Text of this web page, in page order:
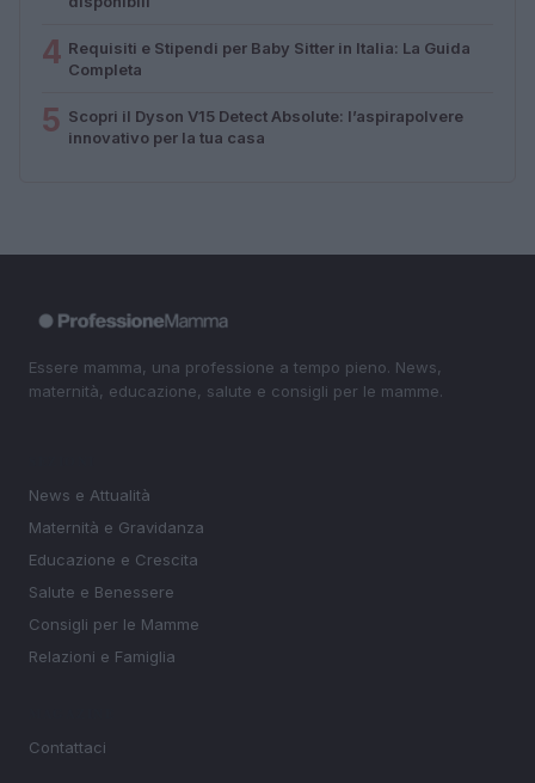
4 Requisiti e Stipendi per Baby Sitter in Italia: La Guida
Completa
5 Scopri il Dyson V15 Detect Absolute: l’aspirapolvere
innovativo per la tua casa
Essere mamma, una professione a tempo pieno. News,
maternità, educazione, salute e consigli per le mamme.
News e Attualità
Maternità e Gravidanza
Educazione e Crescita
Salute e Benessere
Consigli per le Mamme
Relazioni e Famiglia
Contattaci